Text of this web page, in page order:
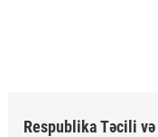
Respublika Təcili və